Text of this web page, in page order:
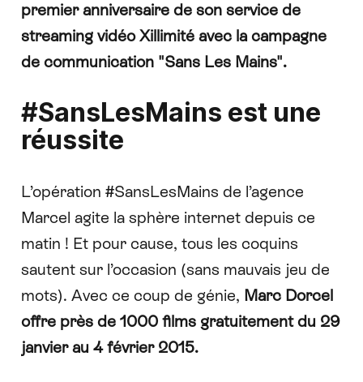
premier anniversaire de son service de
streaming vidéo Xillimité avec la campagne
de communication "Sans Les Mains".
#SansLesMains est une
réussite
L’opération #SansLesMains de l’agence
Marcel agite la sphère internet depuis ce
matin ! Et pour cause, tous les coquins
sautent sur l’occasion (sans mauvais jeu de
mots). Avec ce coup de génie, Marc Dorcel
offre près de 1000 films gratuitement du 29
janvier au 4 février 2015.